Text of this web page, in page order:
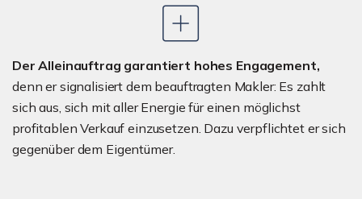
Der Alleinauftrag garantiert hohes Engagement,
denn er signalisiert dem beauftragten Makler: Es zahlt
sich aus, sich mit aller Energie für einen möglichst
profitablen Verkauf einzusetzen. Dazu verpflichtet er sich
gegenüber dem Eigentümer.